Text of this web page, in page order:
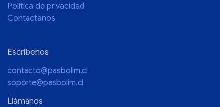
Política de privacidad
Contáctanos
Escríbenos
contacto@pasbolim.cl
soporte@pasbolim.cl
Llámanos